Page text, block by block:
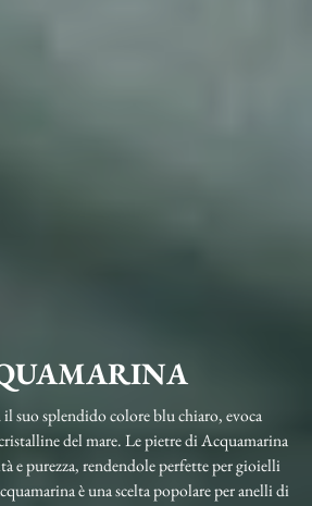
suo splendido colore blu chiaro, evoca
del mare. Le pietre di Acquamarina
e purezza, rendendole perfette per gioielli
è una scelta popolare per anelli di